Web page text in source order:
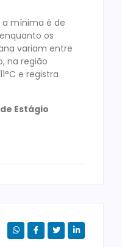
a mínima é de
os
variam entre
na região
e registra
Estágio